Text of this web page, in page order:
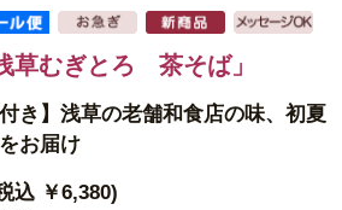
草むぎとろ 茶そば」
き】浅草の老舗和食店の味、初夏
お届け
込 ￥6,380)